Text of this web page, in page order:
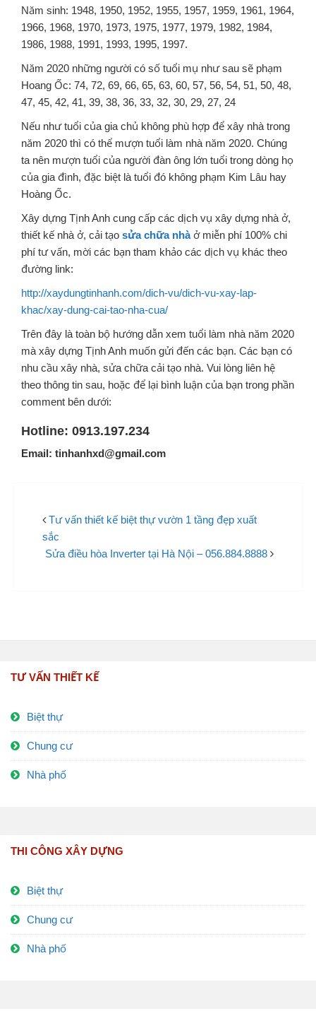
Năm sinh: 1948, 1950, 1952, 1955, 1957, 1959, 1961, 1964,
1966, 1968, 1970, 1973, 1975, 1977, 1979, 1982, 1984,
1986, 1988, 1991, 1993, 1995, 1997.
Năm 2020 những người có số tuổi mụ như sau sẽ phạm
Hoang Ốc: 74, 72, 69, 66, 65, 63, 60, 57, 56, 54, 51, 50, 48,
47, 45, 42, 41, 39, 38, 36, 33, 32, 30, 29, 27, 24
Nếu như tuổi của gia chủ không phù hợp để xây nhà trong
năm 2020 thì có thể mượn tuổi làm nhà năm 2020. Chúng
ta nên mượn tuổi của người đàn ông lớn tuổi trong dòng họ
của gia đình, đặc biệt là tuổi đó không phạm Kim Lâu hay
Hoàng Ốc.
Xây dựng Tịnh Anh cung cấp các dịch vụ xây dựng nhà ở,
thiết kế nhà ở, cải tạo sửa chữa nhàở miễn phí 100% chi
phí tư vấn, mời các bạn tham khảo các dịch vụ khác theo
đường link:
http://xaydungtinhanh.com/dich-vu/dich-vu-xay-lap-
khac/xay-dung-cai-tao-nha-cua/
Trên đây là toàn bộ hướng dẫn xem tuổi làm nhà năm 2020
mà xây dựng Tịnh Anh muốn gửi đến các bạn. Các bạn có
nhu cầu xây nhà, sửa chữa cải tạo nhà. Vui lòng liên hệ
theo thông tin sau, hoặc để lại bình luận của bạn trong phần
comment bên dưới:
Hotline: 0913.197.234
Email: tinhanhxd@gmail.com
Tư vấn thiết kế biệt thự vườn 1 tầng đẹp xuất
sắc
Sửa điều hòa Inverter tại Hà Nội – 056.884.8888
TƯ VẤN THIẾT KẾ
Biệt thự
Chung cư
Nhà phố
THI CÔNG XÂY DỰNG
Biệt thự
Chung cư
Nhà phố